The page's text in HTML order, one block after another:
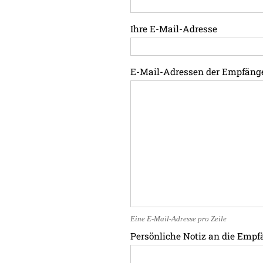
Ihre E-Mail-Adresse
E-Mail-Adressen der
Eine E-Mail-Adresse pro Zeile
Persönliche Notiz an die